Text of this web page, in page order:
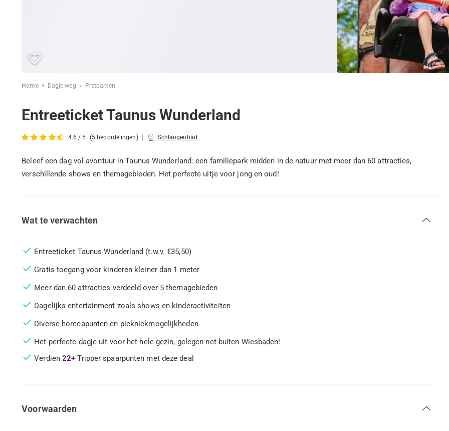
Home Dagje weg Pretparken
Entreeticket Taunus Wunderland
4.6 / 5 (5 beoordelingen) | Schlangenbad
Beleef een dag vol avontuur in Taunus Wunderland: een familiepark midden in de natuur met meer dan 60 attracties,
verschillende shows en themagebieden. Het perfecte uitje voor jong en oud!
Wat te verwachten
Entreeticket Taunus Wunderland (t.w.v. €35,50)
Gratis toegang voor kinderen kleiner dan 1 meter
Meer dan 60 attracties verdeeld over 5 themagebieden
Dagelijks entertainment zoals shows en kinderactiviteiten
Diverse horecapunten en picknickmogelijkheden
Het perfecte dagje uit voor het hele gezin, gelegen net buiten Wiesbaden!
Verdien22+ Tripper spaarpunten met deze deal
Voorwaarden